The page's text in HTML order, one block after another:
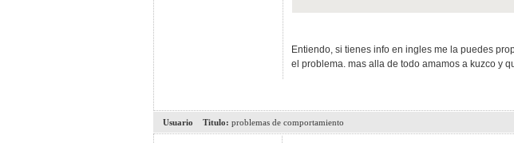
Entiendo, si tienes info en ingles me la puedes
el problema. mas alla de todo amamos a kuzco y
Usuario Titulo: problemas de comportamiento